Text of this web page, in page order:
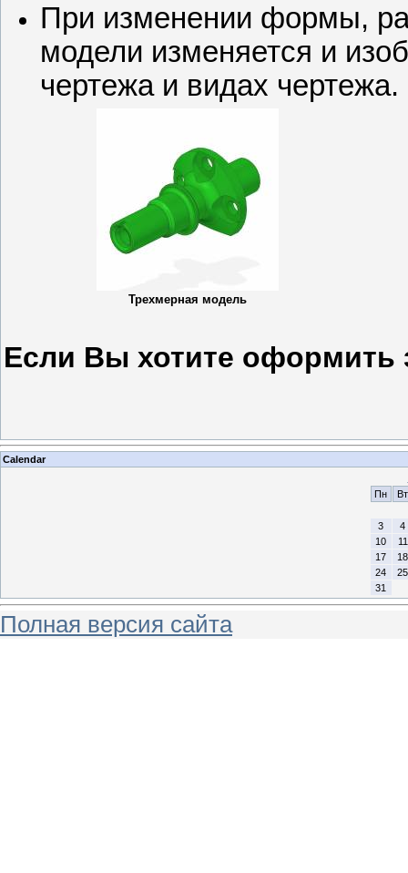
При изменении формы,
модели изменяется и
чертежа и видах чертежа.
Трехмерная модель
Если Вы хотите оформить
Calendar
Пн
Вт
3
4
10
11
17
18
24
25
31
Полная версия сайта